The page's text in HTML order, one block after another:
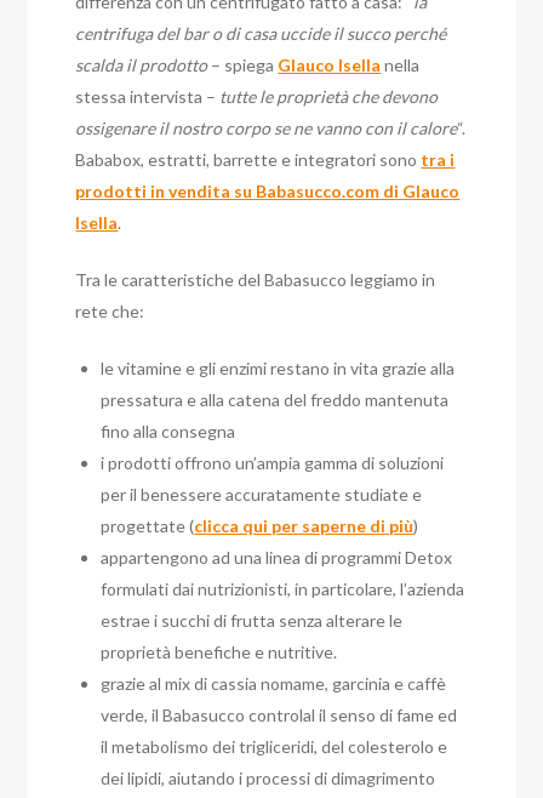
centrifuga del bar o di casa uccide il succo perché
scalda il prodotto– spiega Glauco Isella nella
stessa intervista – tutte le proprietà che devono
ossigenare il nostro corpo se ne vanno con il calore“.
Bababox, estratti, barrette e integratori sono tra i
prodotti in vendita su Babasucco.com di Glauco
Isella.
Tra le caratteristiche del Babasucco leggiamo in
rete che:
le vitamine e gli enzimi restano in vita grazie alla
pressatura e alla catena del freddo mantenuta
fino alla consegna
i prodotti offrono un’ampia gamma di soluzioni
per il benessere accuratamente studiate e
progettate (clicca qui per saperne di più)
appartengono ad una linea di programmi Detox
formulati dai nutrizionisti, in particolare, l’azienda
estrae i succhi di frutta senza alterare le
proprietà benefiche e nutritive.
grazie al mix di cassia nomame, garcinia e caffè
verde, il Babasucco controlal il senso di fame ed
il metabolismo dei trigliceridi, del colesterolo e
dei lipidi, aiutando i processi di dimagrimento